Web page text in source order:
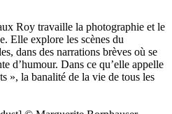
Roy travaille la photographie et le
Elle explore les scènes du
dans des narrations brèves où se
d’humour. Dans ce qu’elle appelle
», la banalité de la vie de tous les